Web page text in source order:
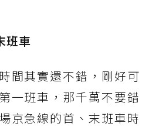
班車
間其實還不錯，剛好可
一班車，那千萬不要錯
京急線的首、末班車時